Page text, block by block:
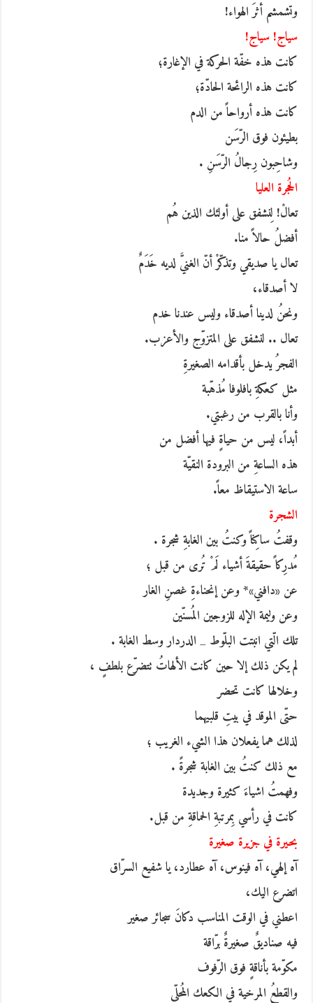
وتشمشم أثرَ الهواء!
سياج! سياج!
كانت هذه خفّة الحركة في الإغارة؛
كانت هذه الرائحة الحادّة؛
كانت هذه أرواحاً من الدم
بطيئون فوق الرّسَن
وشاحِبون رِجالُ الرّسَنِ .
الحُجرة العليا
تعالْ! لِنشفق على أولئك الذين هُم
أفضلُ حالاً منا.
تعال يا صديقي وتذكّرْ أنّ الغنيَّ لديه خَدَمٌ
لا أصدقاء،
ونحنُ لدينا أصدقاء وليس عندنا خدم
تعال .. لنشفق على المتزوّج والأعزب.
الفجرُ يدخل بأقدامه الصغيرةِ
مثل كعكةِ بافلوفا مُذهّبة
وأنا بالقرب من رغبتي.
أبداً، ليس من حياةٍ فيها أفضل من
هذه الساعةِ من البرودة النقيّة
ساعة الاستيقاظ معاً.
الشجرة
وقفتُ ساكِناً وكنتُ بين الغابةِ شجرة .
مُدرِكاً حقيقةَ أشياء لَمْ تُرى من قبل ؛
عن «دافني»* وعن إنحناءةِ غصنِ الغار
وعن وليمة الإله للزوجين المُسنّين
تلك الّتي انبتت البلّوط _ الدردار وسط الغابة .
لم يكن ذلك إلا حين كانت الألهاتُ تتضرّع بلطفٍ ،
وخلالها كانت تحضر
حتّى الموقد في بيتِ قلبيهما
لذلك هما يفعلان هذا الشيء الغريب ؛
مع ذلك كنتُ بين الغابة شجرةً .
وفهمتُ اشياءَ كثيرة وجديدة
كانت في رأسي بِمرتبةِ الحماقةِ من قبل.
بحيرة في جزيرة صغيرة
آه إلهي، آه فينوس، آه عطارد، يا شفيع السرّاق
اتضرع اليك،
اعطني في الوقت المناسب دكانَ سجائر صغير
فيه صناديقٌ صغيرةٌ برّاقة
مكوّمة بأناقةٍ فوق الرّفوف
والقطعُ المرخية في الكعك المُحلّى